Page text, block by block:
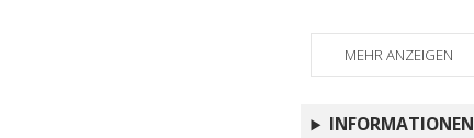
MEHR ANZEIGEN
INFORMATIONEN